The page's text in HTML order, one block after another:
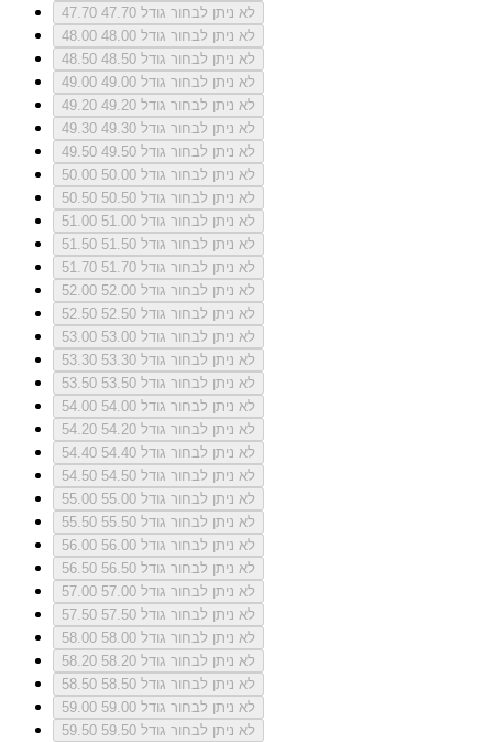
47.70
לא ניתן לבחור גודל 47.70
48.00
לא ניתן לבחור גודל 48.00
48.50
לא ניתן לבחור גודל 48.50
49.00
לא ניתן לבחור גודל 49.00
49.20
לא ניתן לבחור גודל 49.20
49.30
לא ניתן לבחור גודל 49.30
49.50
לא ניתן לבחור גודל 49.50
50.00
לא ניתן לבחור גודל 50.00
50.50
לא ניתן לבחור גודל 50.50
51.00
לא ניתן לבחור גודל 51.00
51.50
לא ניתן לבחור גודל 51.50
51.70
לא ניתן לבחור גודל 51.70
52.00
לא ניתן לבחור גודל 52.00
52.50
לא ניתן לבחור גודל 52.50
53.00
לא ניתן לבחור גודל 53.00
53.30
לא ניתן לבחור גודל 53.30
53.50
לא ניתן לבחור גודל 53.50
54.00
לא ניתן לבחור גודל 54.00
54.20
לא ניתן לבחור גודל 54.20
54.40
לא ניתן לבחור גודל 54.40
54.50
לא ניתן לבחור גודל 54.50
55.00
לא ניתן לבחור גודל 55.00
55.50
לא ניתן לבחור גודל 55.50
56.00
לא ניתן לבחור גודל 56.00
56.50
לא ניתן לבחור גודל 56.50
57.00
לא ניתן לבחור גודל 57.00
57.50
לא ניתן לבחור גודל 57.50
58.00
לא ניתן לבחור גודל 58.00
58.20
לא ניתן לבחור גודל 58.20
58.50
לא ניתן לבחור גודל 58.50
59.00
לא ניתן לבחור גודל 59.00
59.50
לא ניתן לבחור גודל 59.50